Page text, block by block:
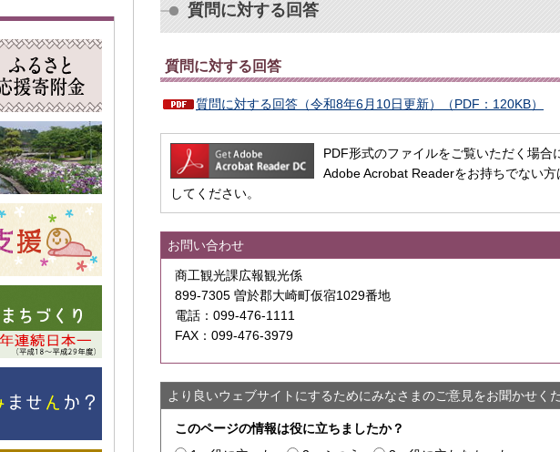
質問に対する回答
質問に対する回答
質問に対する回答（令和8年6月10日更新）（PDF：120KB）
PDF形式のファイルをご覧いただく場合
Adobe Acrobat Readerをお持ちでない
してください。
お問い合わせ
商工観光課広報観光係
899-7305 曽於郡大崎町仮宿1029番地
電話：099-476-1111
FAX：099-476-3979
より良いウェブサイトにするためにみなさまのご意見をお聞かせく
このページの情報は役に立ちましたか？